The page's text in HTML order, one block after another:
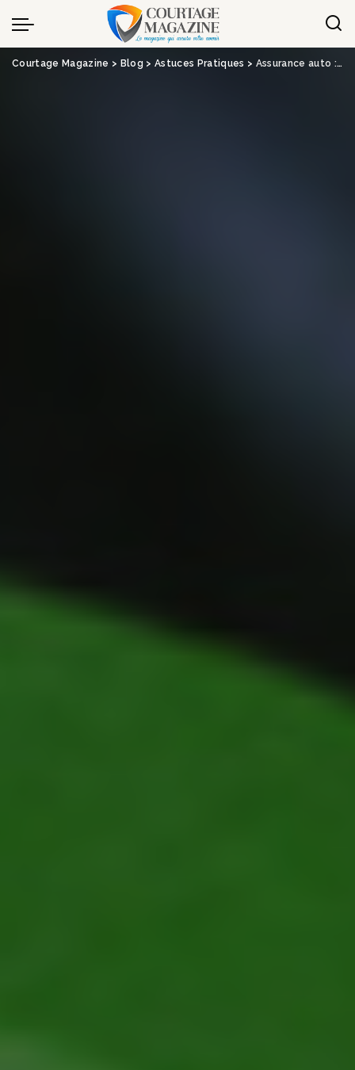
Panneau de gestion des cookies
Courtage Magazine > Blog > Astuces Pratiques > Assurance auto : un nouveau document pour remplacer la carte verte